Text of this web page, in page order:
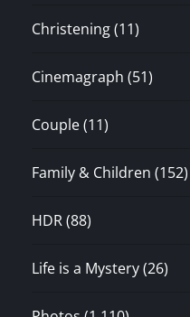
Christening(11)
Cinemagraph (51)
Couple(11)
Family & Children (152)
HDR(88)
Life is a Mystery(26)